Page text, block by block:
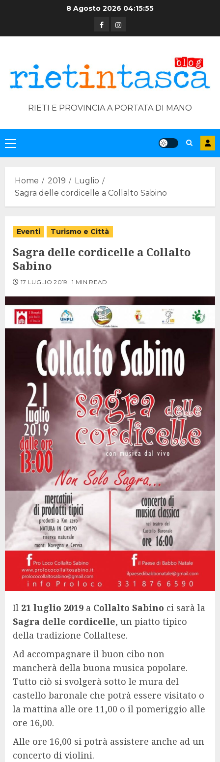
8 Agosto 2026 04:15:55
FacebookInstagram
RIETI E PROVINCIA A PORTATA DI MANO
Primary
Menu
Home 2019
Luglio
Sagra delle cordicelle a Collalto Sabino
Eventi Turismo e Città
Sagra delle cordicelle a Collalto
Sabino
17 LUGLIO 2019 1 MIN READ
Il 21 luglio 2019 a Collalto Sabino ci sarà la
Sagra delle cordicelle, un piatto tipico
della tradizione Collaltese.
Ad accompagnare il buon cibo non
mancherà della buona musica popolare.
Tutto ciò si svolgerà sotto le mura del
castello baronale che potrà essere visitato o
la mattina alle ore 11,00 o il pomeriggio alle
ore 16,00.
Alle ore 16,00 si potrà assistere anche ad un
concerto di violini.